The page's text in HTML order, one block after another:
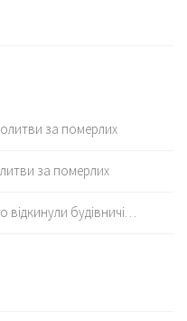
за померлих
за померлих
будівничі…